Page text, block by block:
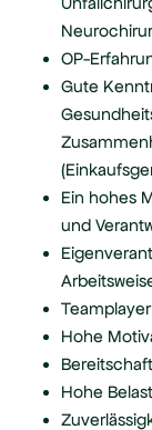
OP-
Gute
Ein hohes
und
Teamplayer
Hohe
Hohe